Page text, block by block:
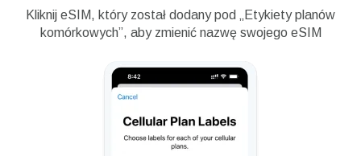
Kliknij eSIM, który został dodany pod „Etykiety planów
komórkowych”, aby zmienić nazwę swojego eSIM